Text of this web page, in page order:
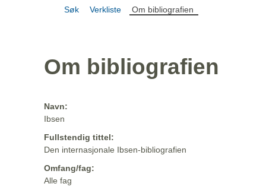
Søk Verkliste Om bibliografien
Om bibliografien
Navn:
Ibsen
Fullstendig tittel:
Den internasjonale Ibsen-bibliografien
Omfang/fag:
Alle fag